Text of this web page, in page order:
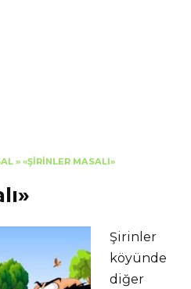
» «ŞIRINLER MASALI»
Şirinler
köyünde
diğer